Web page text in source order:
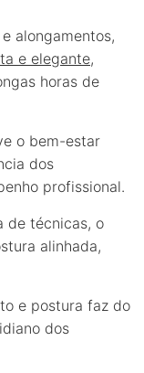
alongamentos,
e elegante,
horas de
o bem-estar
dos
profissional.
de técnicas, o
alinhada,
e postura faz do
dos